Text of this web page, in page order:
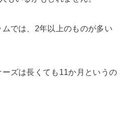
では、2年以上のものが多い
ーズは長くても11か月 というの